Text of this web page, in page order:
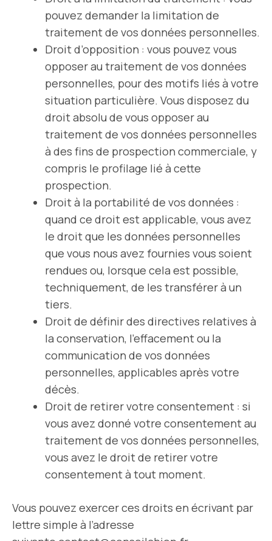
pouvez demander la limitation de
traitement de vos données personnelles.
Droit d’opposition : vous pouvez vous
opposer au traitement de vos données
personnelles, pour des motifs liés à votre
situation particulière. Vous disposez du
droit absolu de vous opposer au
traitement de vos données personnelles
à des fins de prospection commerciale, y
compris le profilage lié à cette
prospection.
Droit à la portabilité de vos données :
quand ce droit est applicable, vous avez
le droit que les données personnelles
que vous nous avez fournies vous soient
rendues ou, lorsque cela est possible,
techniquement, de les transférer à un
tiers.
Droit de définir des directives relatives à
la conservation, l’effacement ou la
communication de vos données
personnelles, applicables après votre
décès.
Droit de retirer votre consentement : si
vous avez donné votre consentement au
traitement de vos données personnelles,
vous avez le droit de retirer votre
consentement à tout moment.
Vous pouvez exercer ces droits en écrivant par
lettre simple à l’adresse